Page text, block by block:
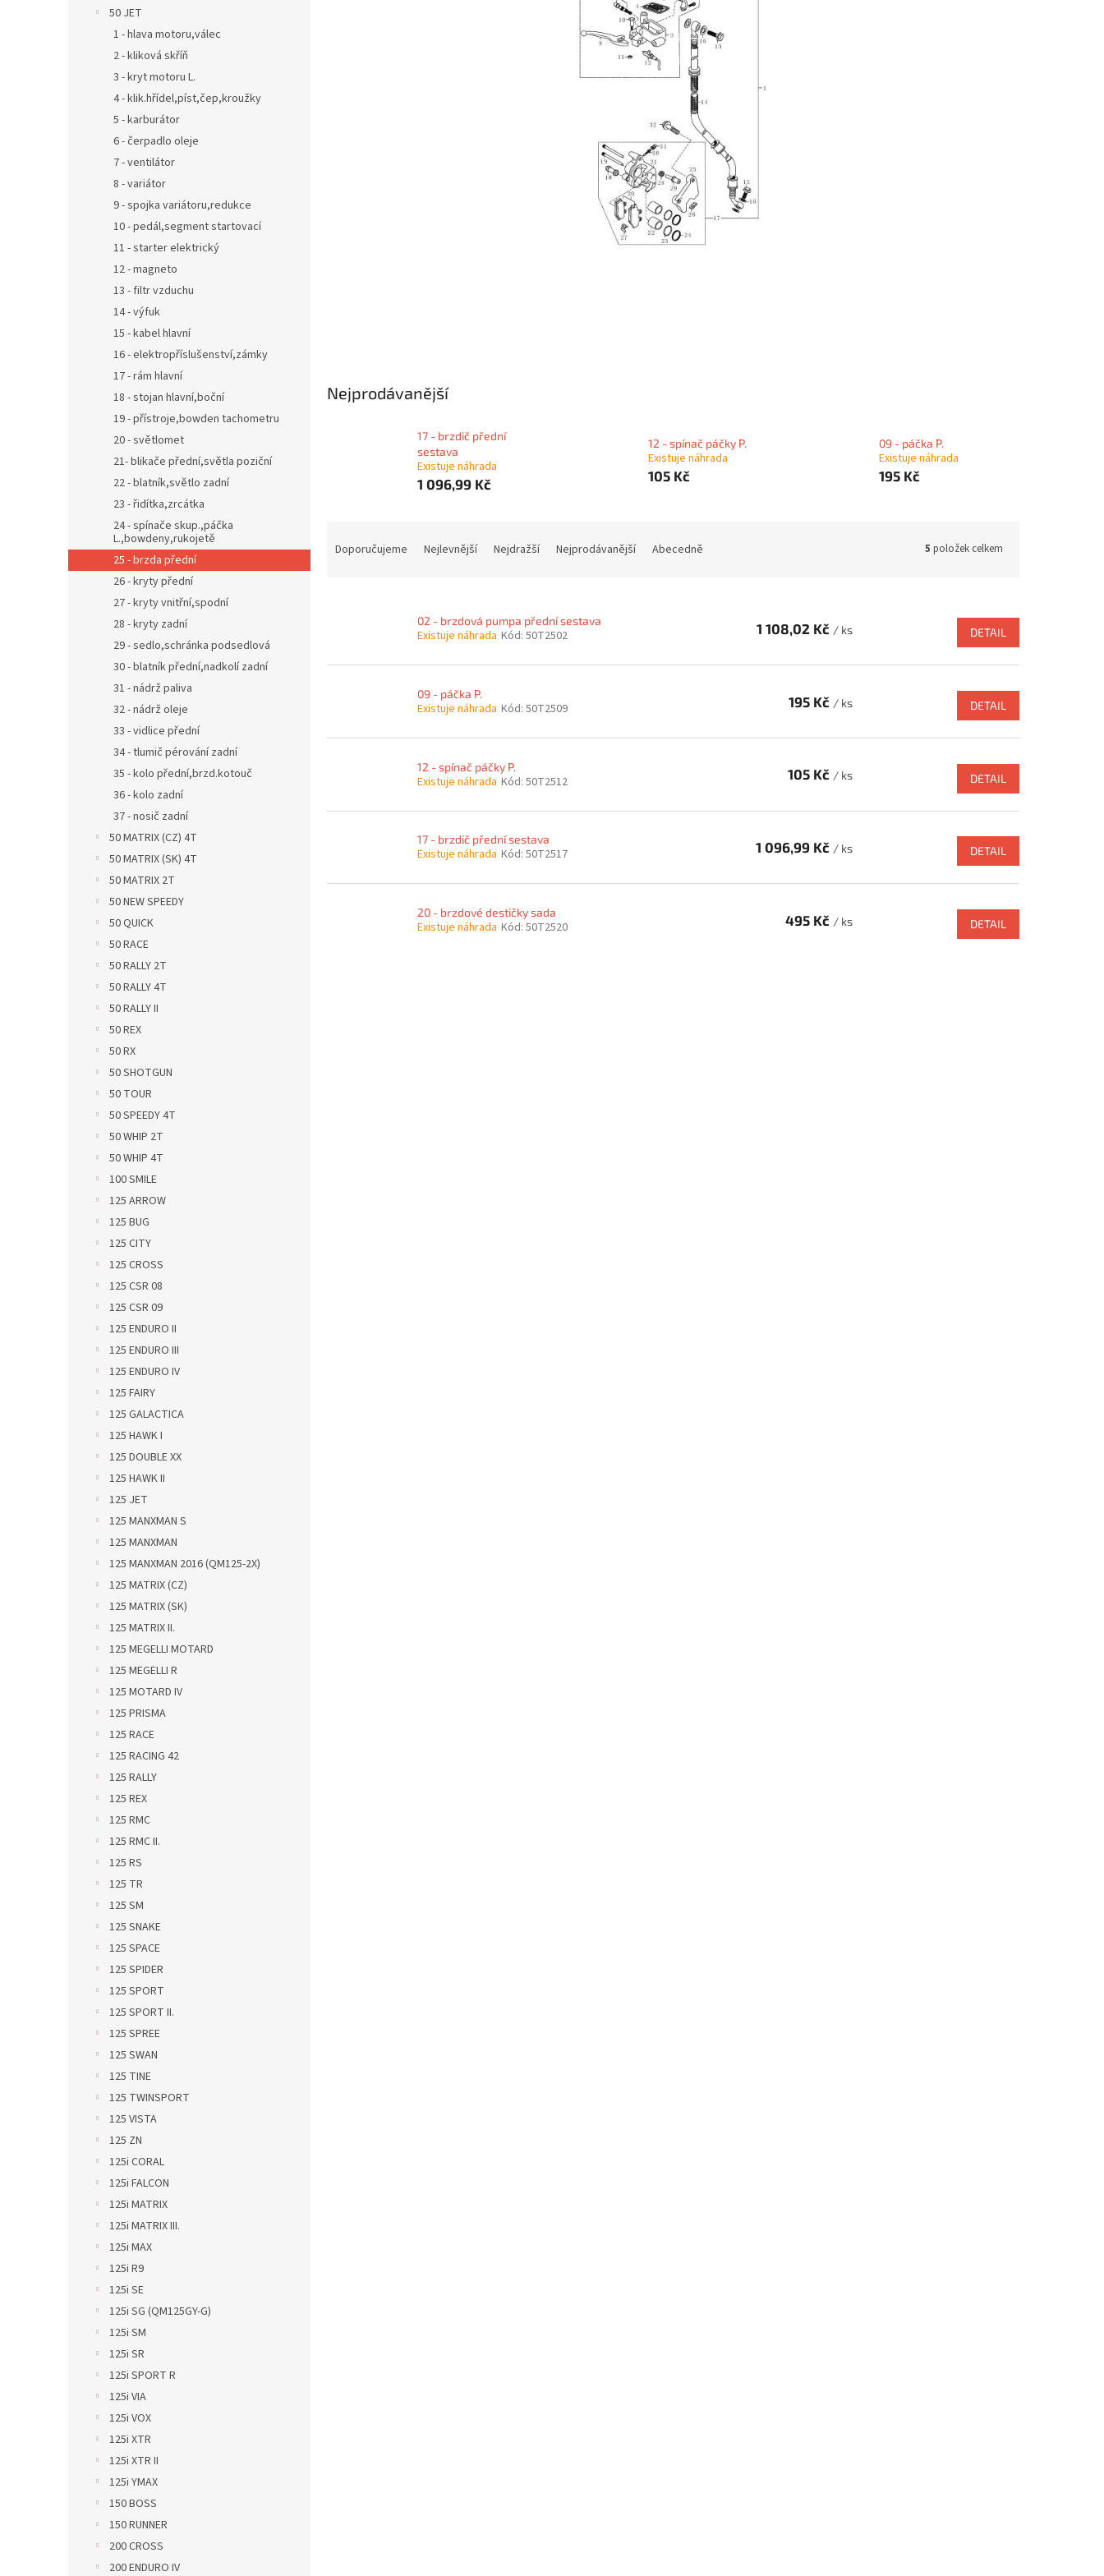
50 JET
1 - hlava motoru,válec
2 - kliková skříň
3 - kryt motoru L.
4 - klik.hřídel,píst,čep,kroužky
5 - karburátor
6 - čerpadlo oleje
7 - ventilátor
8 - variátor
9 - spojka variátoru,redukce
10 - pedál,segment startovací
11 - starter elektrický
12 - magneto
13 - filtr vzduchu
14 - výfuk
15 - kabel hlavní
16 - elektropříslušenství,zámky
17 - rám hlavní
18 - stojan hlavní,boční
19 - přístroje,bowden tachometru
20 - světlomet
21- blikače přední,světla poziční
22 - blatník,světlo zadní
23 - řidítka,zrcátka
24 - spínače skup.,páčka
L.,bowdeny,rukojetě
25 - brzda přední
26 - kryty přední
27 - kryty vnitřní,spodní
28 - kryty zadní
29 - sedlo,schránka podsedlová
30 - blatník přední,nadkolí zadní
31 - nádrž paliva
32 - nádrž oleje
33 - vidlice přední
34 - tlumič pérování zadní
35 - kolo přední,brzd.kotouč
36 - kolo zadní
37 - nosič zadní
50 MATRIX (CZ) 4T
50 MATRIX (SK) 4T
50 MATRIX 2T
50 NEW SPEEDY
50 QUICK
50 RACE
50 RALLY 2T
50 RALLY 4T
50 RALLY II
50 REX
50 RX
50 SHOTGUN
50 TOUR
50 SPEEDY 4T
50 WHIP 2T
50 WHIP 4T
100 SMILE
125 ARROW
125 BUG
125 CITY
125 CROSS
125 CSR 08
125 CSR 09
125 ENDURO II
125 ENDURO III
125 ENDURO IV
125 FAIRY
125 GALACTICA
125 HAWK I
125 DOUBLE XX
125 HAWK II
125 JET
125 MANXMAN S
125 MANXMAN
125 MANXMAN 2016 (QM125-2X)
125 MATRIX (CZ)
125 MATRIX (SK)
125 MATRIX II.
125 MEGELLI MOTARD
125 MEGELLI R
125 MOTARD IV
125 PRISMA
125 RACE
125 RACING 42
125 RALLY
125 REX
125 RMC
125 RMC II.
125 RS
125 TR
125 SM
125 SNAKE
125 SPACE
125 SPIDER
125 SPORT
125 SPORT II.
125 SPREE
125 SWAN
125 TINE
125 TWINSPORT
125 VISTA
125 ZN
125i CORAL
125i FALCON
125i MATRIX
125i MATRIX III.
125i MAX
125i R9
125i SE
125i SG (QM125GY-G)
125i SM
125i SR
125i SPORT R
125i VIA
125i VOX
125i XTR
125i XTR II
125i YMAX
150 BOSS
150 RUNNER
200 CROSS
200 ENDURO IV
Nejprodávanější
17 - brzdič přední
sestava
Existuje náhrada
1 096,99 Kč
12 - spínač páčky P.
Existuje náhrada
105 Kč
09 - páčka P.
Existuje náhrada
195 Kč
Doporučujeme Nejlevnější Nejdražší Nejprodávanější Abecedně 5 položek celkem
ů
02 - brzdová pumpa přední sestava
Existuje náhrada Kód: 50T2502 1 108,02 Kč / ks DETAIL
09 - páčka P.
Existuje náhrada Kód: 50T2509 195 Kč / ks DETAIL
12 - spínač páčky P.
Existuje náhrada Kód: 50T2512 105 Kč / ks DETAIL
17 - brzdič přední sestava
Existuje náhrada Kód: 50T2517 1 096,99 Kč / ks DETAIL
20 - brzdové destičky sada
Existuje náhrada Kód: 50T2520 495 Kč / ks DETAIL